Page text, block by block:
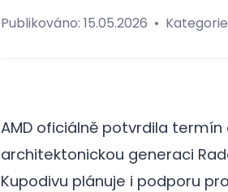
Publikováno: 15.05.2026 •
AMD oficiálně potvrdila termín
architektonickou generaci
Kupodivu plánuje i podporu pro